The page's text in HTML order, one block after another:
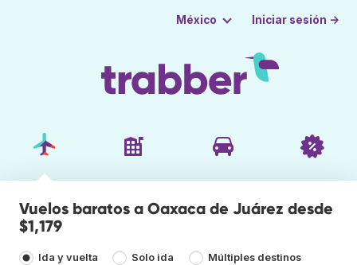
México Iniciar sesión →
Vuelos baratos a Oaxaca de Juárez desde
$1,179
Ida y vuelta Solo ida Múltiples destinos